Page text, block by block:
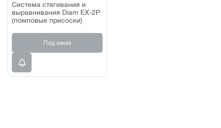
Система стягивания и
выравнивания Diam EX-2P
(помповые присоски)
Под заказ